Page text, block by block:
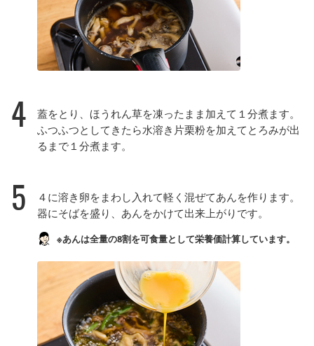
4
蓋をとり、ほうれん草を凍ったまま加えて１分煮ます。
ふつふつとしてきたら水溶き片栗粉を加えてとろみが出
るまで１分煮ます。
5
４に溶き卵をまわし入れて軽く混ぜてあんを作ります。
器にそばを盛り、あんをかけて出来上がりです。
※あんは全量の8割を可食量として栄養価計算しています。